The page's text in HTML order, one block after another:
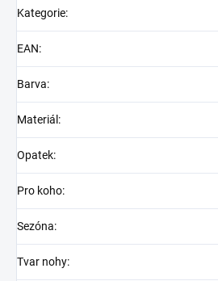
Kategorie:
EAN:
Barva:
Materiál :
Opatek:
Pro koho:
Sezóna:
Tvar nohy: